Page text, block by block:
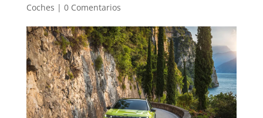
Coches | 0 Comentarios